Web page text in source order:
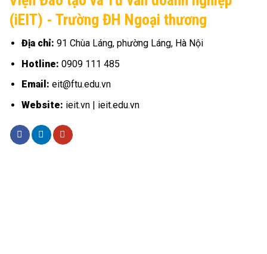
(iEIT) - Trường ĐH Ngoại thương
Địa chỉ: 91 Chùa Láng, phường Láng, Hà Nội
Hotline: 0909 111 485
Email: eit@ftu.edu.vn
Website: ieit.vn | ieit.edu.vn